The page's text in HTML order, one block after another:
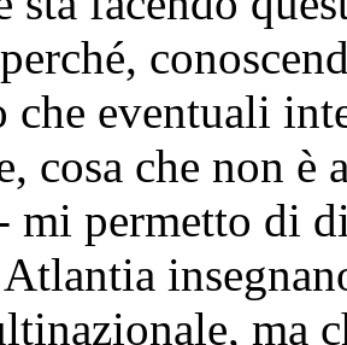
che eventuali
cosa che non
mi permetto di
ma